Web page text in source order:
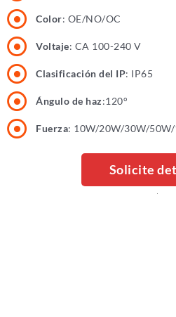
Color: OE/NO/OC
Voltaje: CA 100-240 V
Clasificación del IP: IP65
Ángulo de haz:120°
Fuerza: 10W/20W/30W/
Solicite